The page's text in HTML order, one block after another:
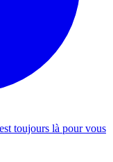
toujours là pour vous